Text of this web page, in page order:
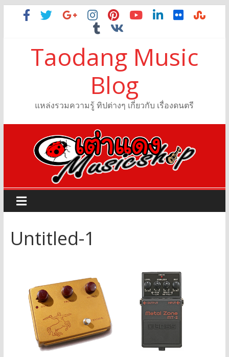
Taodang Music
Blog
แหล่งรวมความรู้ ทิปต่างๆ เกี่ยวกับ เรื่องดนตรี
Untitled-1